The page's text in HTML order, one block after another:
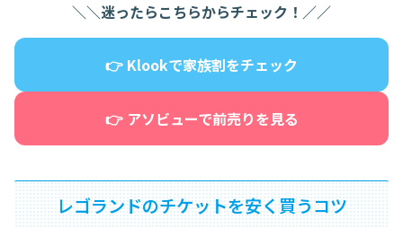
＼＼迷ったらこちらからチェック！／／
👉 Klookで家族割をチェック
👉 アソビューで前売りを見る
レゴランドのチケットを安く買うコツ